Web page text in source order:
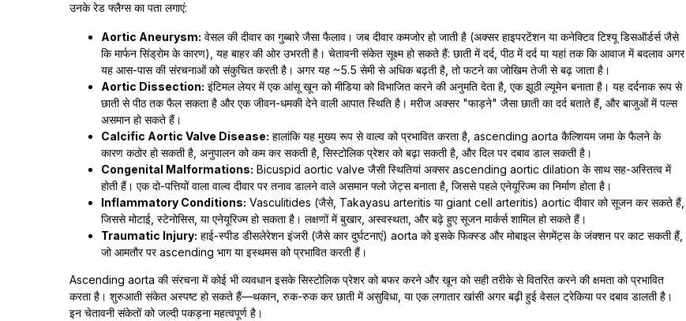
उनके रेड फ्लैग्स का पता लगाएं:
Aortic Aneurysm: वेसल की दीवार का गुब्बारे जैसा फैलाव। जब दीवार कमजोर हो जाती है (अक्सर हाइपरटेंशन या कनेक्टिव टिश्यू डिसऑर्डर्स जैसे
कि मार्फन सिंड्रोम के कारण), यह बाहर की ओर उभरती है। चेतावनी संकेत सूक्ष्म हो सकते हैं: छाती में दर्द, पीठ में दर्द या यहां तक कि आवाज में बदलाव अगर
यह आस-पास की संरचनाओं को संकुचित करती है। अगर यह ~5.5 सेमी से अधिक बढ़ती है, तो फटने का जोखिम तेजी से बढ़ जाता है।
Aortic Dissection: इंटिमल लेयर में एक आंसू खून को मीडिया को विभाजित करने की अनुमति देता है, एक झूठी ल्यूमेन बनाता है। यह दर्दनाक रूप से
छाती से पीठ तक फैल सकता है और एक जीवन-धमकी देने वाली आपात स्थिति है। मरीज अक्सर "फाड़ने" जैसा छाती का दर्द बताते हैं, और बाजुओं में पल्स
असमान हो सकते हैं।
Calcific Aortic Valve Disease: हालांकि यह मुख्य रूप से वाल्व को प्रभावित करता है, ascending aorta कैल्शियम जमा के फैलने के
कारण कठोर हो सकती है, अनुपालन को कम कर सकती है, सिस्टोलिक प्रेशर को बढ़ा सकती है, और दिल पर दबाव डाल सकती है।
Congenital Malformations: Bicuspid aortic valve जैसी स्थितियां अक्सर ascending aortic dilation के साथ सह-अस्तित्व में
होती हैं। एक दो-पत्तियों वाला वाल्व दीवार पर तनाव डालने वाले असमान फ्लो जेट्स बनाता है, जिससे पहले एनेयूरिज्म का निर्माण होता है।
Inflammatory Conditions: Vasculitides (जैसे, Takayasu arteritis या giant cell arteritis) aortic दीवार को सूजन कर सकते हैं,
जिससे मोटाई, स्टेनोसिस, या एनेयूरिज्म हो सकता है। लक्षणों में बुखार, अस्वस्थता, और बढ़े हुए सूजन मार्कर्स शामिल हो सकते हैं।
Traumatic Injury: हाई-स्पीड डीसलेरेशन इंजरी (जैसे कार दुर्घटनाएं) aorta को इसके फिक्स्ड और मोबाइल सेगमेंट्स के जंक्शन पर काट सकती हैं,
जो आमतौर पर ascending भाग या इस्थमस को प्रभावित करती हैं।
Ascending aorta की संरचना में कोई भी व्यवधान इसके सिस्टोलिक प्रेशर को बफर करने और खून को सही तरीके से वितरित करने की क्षमता को प्रभावित
करता है। शुरुआती संकेत अस्पष्ट हो सकते हैं—थकान, रुक-रुक कर छाती में असुविधा, या एक लगातार खांसी अगर बढ़ी हुई वेसल ट्रेकिया पर दबाव डालती है।
इन चेतावनी संकेतों को जल्दी पकड़ना महत्वपूर्ण है।